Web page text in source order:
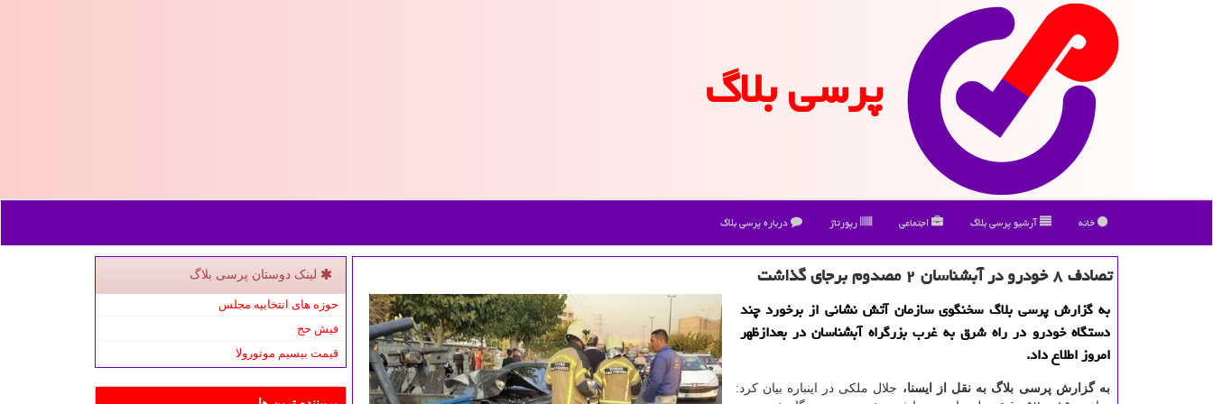
پرسی بلاگ
خانه آرشیو پرسی بلاگ اجتماعی رپورتاژ درباره پرسی بلاگ
تصادف ۸ خودرو در آبشناسان ۲ مصدوم برجای گذاشت
به گزارش پرسی بلاگ سخنگوی سازمان آتش نشانی از برخورد چند
دستگاه خودرو در راه شرق به غرب بزرگراه آبشناسان در بعدازظهر
امروز اطلاع داد.
به گزارش پرسی بلاگ به نقل از ایسنا، جلال ملكی در اینباره بیان كرد:
لینک دوستان پرسی بلاگ
حوزه های انتخابیه مجلس
فیش حج
قیمت بیسیم موتورولا